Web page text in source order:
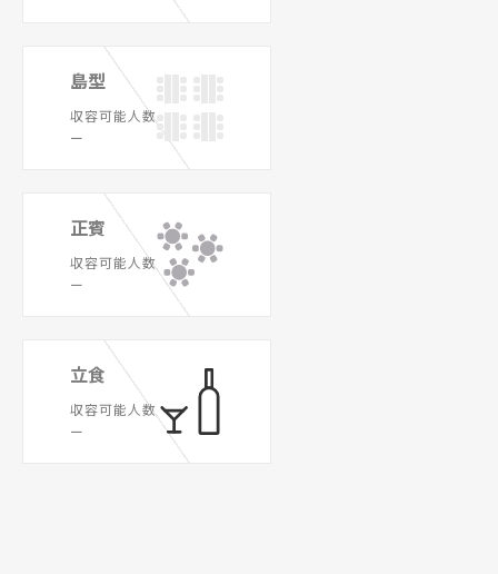
島型
収容可能人数
ー
正賓
収容可能人数
ー
立食
収容可能人数
ー